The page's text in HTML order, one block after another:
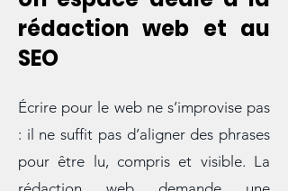
Un espace dédié à la
rédaction web et au
SEO
Écrire pour le web ne s’improvise pas
: il ne suffit pas d’aligner des phrases